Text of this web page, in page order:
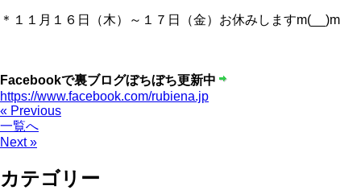
＊１１月１６日（木）～１７日（金）お休みしますm(__)m
Facebookで裏ブログぼちぼち更新中
https://www.facebook.com/rubiena.jp
« Previous
一覧へ
Next »
カテゴリー